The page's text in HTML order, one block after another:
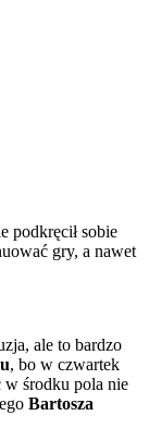
podkręcił sobie
gry, a nawet
ale to bardzo
, bo w czwartek
w środku pola nie
Bartosza